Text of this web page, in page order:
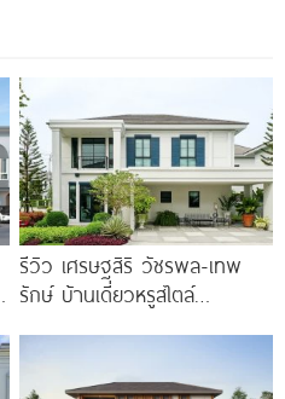
รีวิว เศรษฐสิริ วัชรพล-เทพ
รักษ์ บ้านเดี่ยวหรูสไตล์
ทางด่วน 3 สาย